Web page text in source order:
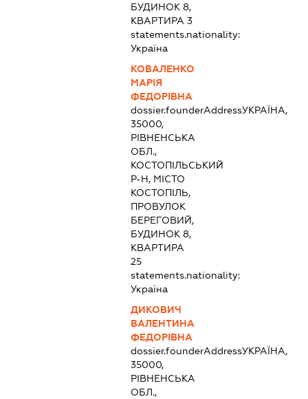
БУДИНОК 8,
КВАРТИРА 3
statements.nationality:
Україна
КОВАЛЕНКО
МАРІЯ
ФЕДОРІВНА
dossier.founderAddressУКРАЇНА,
35000,
РІВНЕНСЬКА
ОБЛ.,
КОСТОПІЛЬСЬКИЙ
Р-Н, МІСТО
КОСТОПІЛЬ,
ПРОВУЛОК
БЕРЕГОВИЙ,
БУДИНОК 8,
КВАРТИРА
25
statements.nationality:
Україна
ДИКОВИЧ
ВАЛЕНТИНА
ФЕДОРІВНА
dossier.founderAddressУКРАЇНА,
35000,
РІВНЕНСЬКА
ОБЛ.,